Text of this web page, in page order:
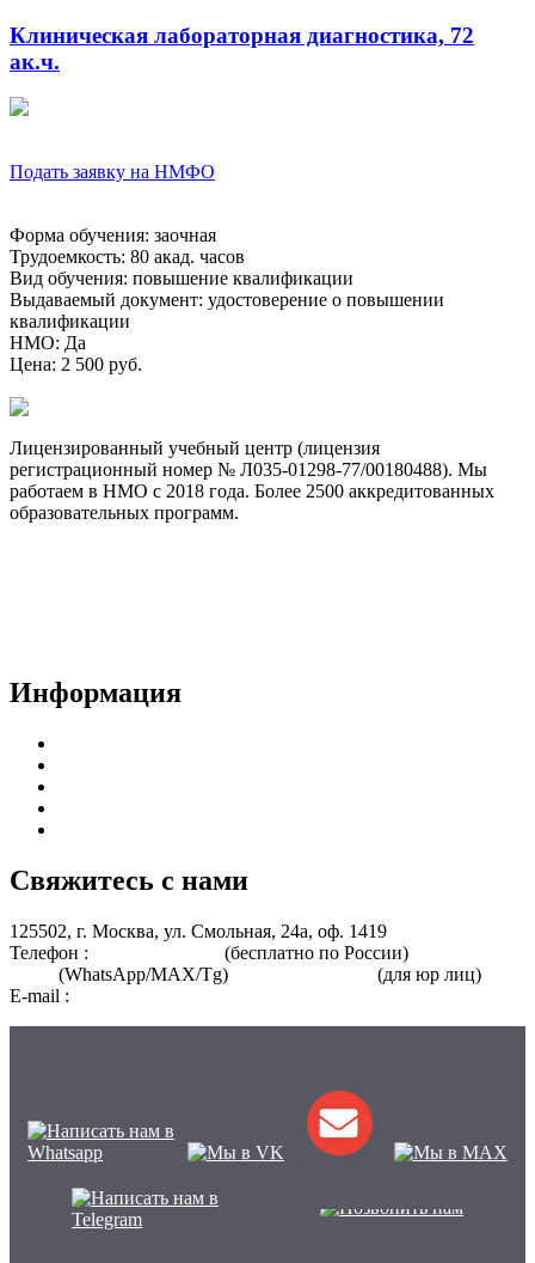
Клиническая лабораторная диагностика, 72
ак.ч.
Подать заявку на НМФО
Форма обучения: заочная
Трудоемкость: 80 акад. часов
Вид обучения: повышение квалификации
Выдаваемый документ: удостоверение о повышении
квалификации
НМО: Да
Цена: 2 500 руб.
Лицензированный учебный центр (лицензия
регистрационный номер № Л035-01298-77/00180488). Мы
работаем в НМО с 2018 года. Более 2500 аккредитованных
образовательных программ.
Информация
Свяжитесь с нами
125502, г. Москва, ул. Смольная, 24а, оф. 1419
Телефон :
(бесплатно по России)
(WhatsApp/MAX/Tg)
(для юр лиц)
E-mail :